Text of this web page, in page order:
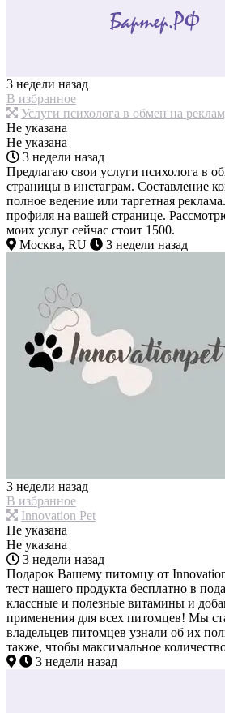
3 недели назад
В избранное
Услуги психолога в обмен на
Не указана
Не указана
3 недели назад
Предлагаю свои услуги психолога в
страницы в инстаграм. Составление
полное ведение или таргетная
профиля на вашей странице.
моих услуг сейчас стоит 1500.
Москва, RU
3 недели назад
3 недели назад
В избранное
Innovation Pet
Не указана
Не указана
3 недели назад
Подарок Вашему питомцу от Innovation
тест нашего продукта бесплатно в
классные и полезные витамины и
применения для всех питомцев! Мы
владельцев питомцев узнали об их
также, чтобы максимальное
3 недели назад